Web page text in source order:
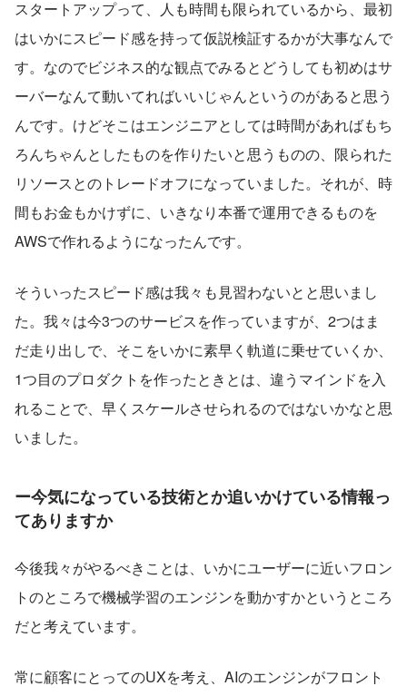
スタートアップって、人も時間も限られているから、最初
はいかにスピード感を持って仮説検証するかが大事なんで
す。なのでビジネス的な観点でみるとどうしても初めはサ
ーバーなんて動いてればいいじゃんというのがあると思う
んです。けどそこはエンジニアとしては時間があればもち
ろんちゃんとしたものを作りたいと思うものの、限られた
リソースとのトレードオフになっていました。それが、時
間もお金もかけずに、いきなり本番で運用できるものを
AWSで作れるようになったんです。
そういったスピード感は我々も見習わないとと思いまし
た。我々は今3つのサービスを作っていますが、2つはま
だ走り出しで、そこをいかに素早く軌道に乗せていくか、
1つ目のプロダクトを作ったときとは、違うマインドを入
れることで、早くスケールさせられるのではないかなと思
いました。
ー今気になっている技術とか追いかけている情報っ
てありますか
今後我々がやるべきことは、いかにユーザーに近いフロン
トのところで機械学習のエンジンを動かすかというところ
だと考えています。
常に顧客にとってのUXを考え、AIのエンジンがフロント